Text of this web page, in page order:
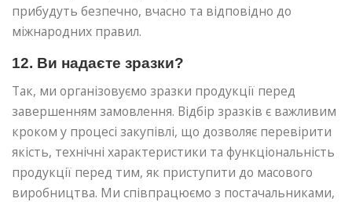
прибудуть безпечно, вчасно та відповідно до
міжнародних правил.
12. Ви надаєте зразки?
Так, ми організовуємо зразки продукції перед
завершенням замовлення. Відбір зразків є важливим
кроком у процесі закупівлі, що дозволяє перевірити
якість, технічні характеристики та функціональність
продукції перед тим, як приступити до масового
виробництва. Ми співпрацюємо з постачальниками,